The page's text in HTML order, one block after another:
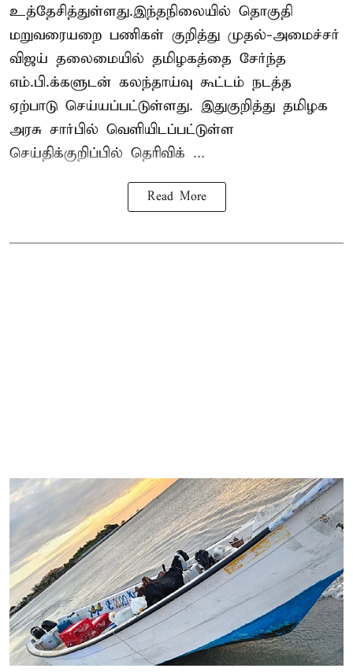
உத்தேசித்துள்ளது.இந்தநிலையில் தொகுதி
மறுவரையறை பணிகள் குறித்து முதல்-அமைச்சர்
விஜய் தலைமையில் தமிழகத்தை சேர்ந்த
எம்.பி.க்களுடன் கலந்தாய்வு கூட்டம் நடத்த
ஏற்பாடு செய்யப்பட்டுள்ளது. இதுகுறித்து தமிழக
அரசு சார்பில் வெளியிடப்பட்டுள்ள
செய்திக்குறிப்பில் தெரிவிக் ...
Read More